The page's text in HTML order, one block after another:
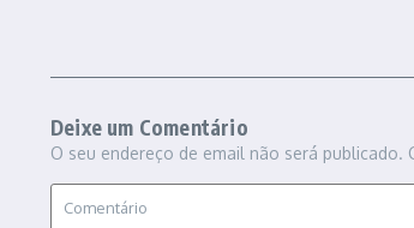
Deixe um Comentário
O seu endereço de email não será publicado.